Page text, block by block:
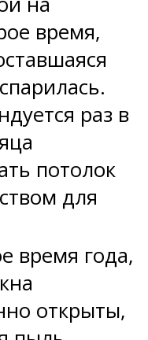
время,
раз в
потолок
для
время года,
открыты,